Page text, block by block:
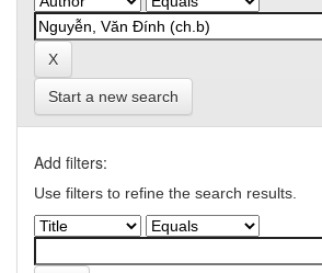
Start a new search
Add filters:
Use filters to refine the search results.